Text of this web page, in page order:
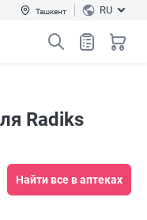
Ташкент RU
Radiks
Найти все в аптеках